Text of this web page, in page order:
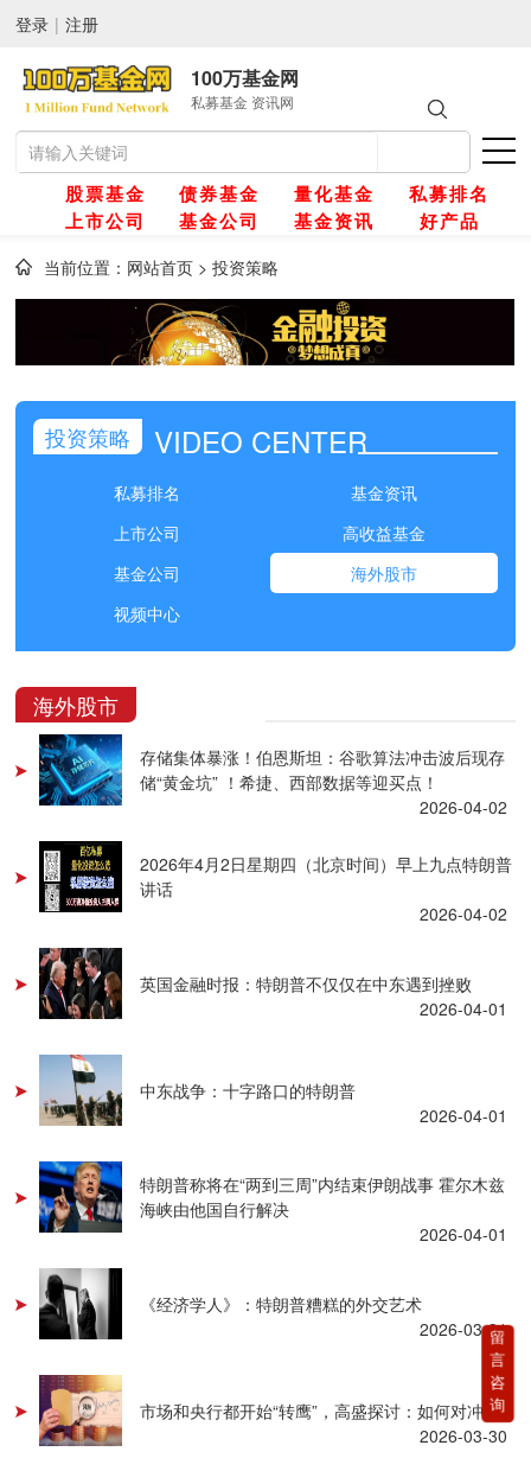
登录 | 注册
100万基金网
私募基金 资讯网
股票基金 债券基金 量化基金
私募排名
上市公司
基金公司 基金资讯 好产品
当前位置： 网站首页 >投资策略
投资策略 VIDEO CENTER
私募排名
基金资讯
上市公司
高收益基金
基金公司
海外股市
视频中心
海外股市
存储集体暴涨！伯恩斯坦：谷歌算法冲击波后现存
储“黄金坑” ！希捷、西部数据等迎买点！
2026-04-02
2026年4月2日星期四（北京时间）早上九点特朗普
讲话
2026-04-02
英国金融时报：特朗普不仅仅在中东遇到挫败
2026-04-01
中东战争：十字路口的特朗普
2026-04-01
特朗普称将在“两到三周”内结束伊朗战事 霍尔木兹
海峡由他国自行解决
2026-04-01
《经济学人》：特朗普糟糕的外交艺术
2026-03-31
市场和央行都开始“转鹰”，高盛探讨：如何对冲？
2026-03-30
留
言
咨
询